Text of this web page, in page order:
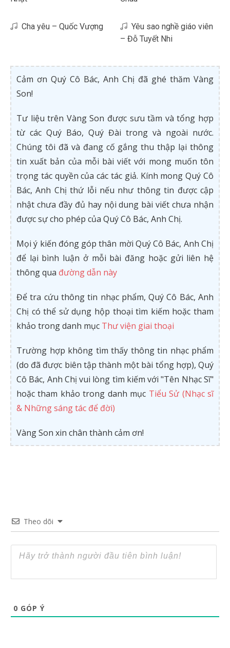
Cha yêu – Quốc Vượng
Yêu sao nghề giáo viên
– Đỗ Tuyết Nhi
Cảm ơn Quý Cô Bác, Anh Chị đã ghé thăm Vàng
Son!
Tư liệu trên Vàng Son được sưu tầm và tổng hợp
từ các Quý Báo, Quý Đài trong và ngoài nước.
Chúng tôi đã và đang cố gắng thu thập lại thông
tin xuất bản của mỗi bài viết với mong muốn tôn
trọng tác quyền của các tác giả. Kính mong Quý Cô
Bác, Anh Chị thứ lỗi nếu như thông tin được cập
nhật chưa đầy đủ hay nội dung bài viết chưa nhận
được sự cho phép của Quý Cô Bác, Anh Chị.
Mọi ý kiến đóng góp thân mời Quý Cô Bác, Anh Chị
để lại bình luận ở mỗi bài đăng hoặc gửi liên hệ
thông qua đường dẫn này
Để tra cứu thông tin nhạc phẩm, Quý Cô Bác, Anh
Chị có thể sử dụng hộp thoại tìm kiếm hoặc tham
khảo trong danh mục Thư viện giai thoại
Trường hợp không tìm thấy thông tin nhạc phẩm
(do đã được biên tập thành một bài tổng hợp), Quý
Cô Bác, Anh Chị vui lòng tìm kiếm với "Tên Nhạc Sĩ"
hoặc tham khảo trong danh mục Tiểu Sử (Nhạc sĩ
& Những sáng tác để đời)
Vàng Son xin chân thành cảm ơn!
Theo dõi
0 GÓP Ý